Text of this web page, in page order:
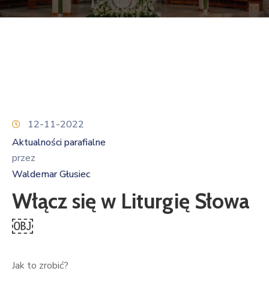
Kancelaria
12-11-2022
Aktualności parafialne
przez
Waldemar Głusiec
Włącz się w Liturgię Słowa
￼
Jak to zrobić?